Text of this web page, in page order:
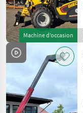
Machine d’occasion